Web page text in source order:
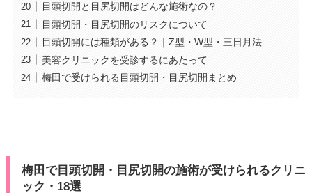
目頭切開と目尻切開はどんな施術なの？
目頭切開・目尻切開のリスクについて
目頭切開には種類がある？｜Z型・W型・三日月法
美容クリニックを受診するにあたって
梅田で受けられる目頭切開・目尻切開まとめ
梅田で目頭切開・目尻切開の施術が受けられるクリニ
ック・18選